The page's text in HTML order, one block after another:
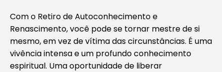
Com o Retiro de Autoconhecimento e
Renascimento, você pode se tornar mestre de si
mesmo, em vez de vítima das circunstâncias. É uma
vivência intensa e um profundo conhecimento
espiritual. Uma oportunidade de liberar